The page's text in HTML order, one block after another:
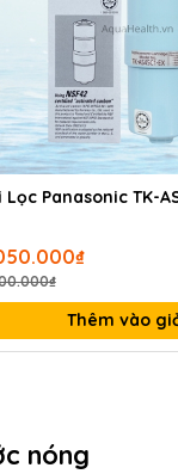
Lọc Panasonic TK-
Thêm vào
nóng